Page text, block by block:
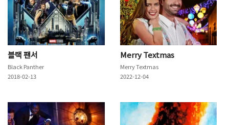
블랙 팬서
Black Panther
2018-02-13
Merry Textmas
Merry Textmas
2022-12-04